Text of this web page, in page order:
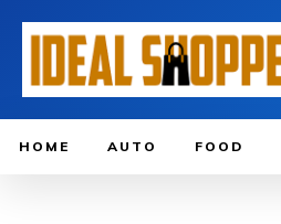
HOME AUTO FOOD